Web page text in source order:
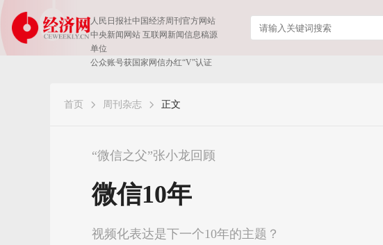
人民日报社中国经济周刊官方网站
中央新闻网站 互联网新闻信息稿源
单位
公众账号获国家网信办红“V”认证
首页 周刊杂志 正文
“微信之父”张小龙回顾
微信10年
视频化表达是下一个10年的主题？